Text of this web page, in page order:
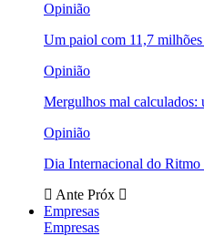
Opinião
Um paiol com 11,7
Opinião
Mergulhos mal calculados:
Opinião
Dia Internacional do Ritmo
Ante Próx
Empresas
Empresas